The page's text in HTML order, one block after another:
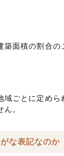
面積の割合の
ごとに定め
。
な表記なのか